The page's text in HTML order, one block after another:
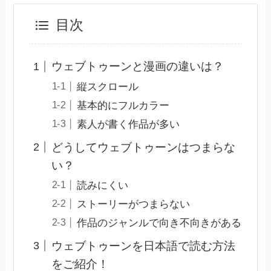
目次
ウェブトゥーンと漫画の違いは？
縦スクロール
基本的にフルカラー
素人が書く作品が多い
どうしてウェブトゥーンはつまらな
い？
読みにくい
ストーリーがつまらない
作品のジャンルで向き不向きがある
ウェブトゥーンを日本語で読む方法
をご紹介！